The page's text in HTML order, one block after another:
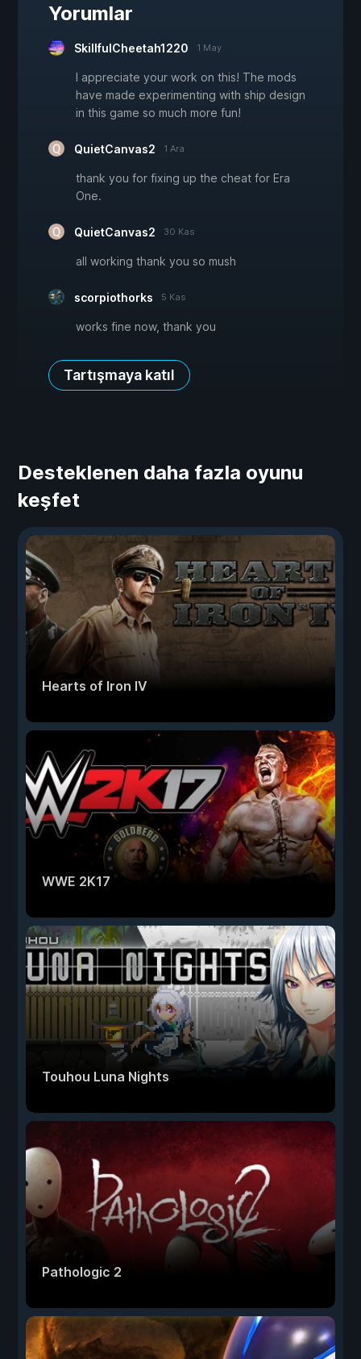
Yorumlar
SkillfulCheetah1220 1 May
I appreciate your work on this! The mods
have made experimenting with ship design
in this game so much more fun!
QuietCanvas2 1 Ara
thank you for fixing up the cheat for Era
One.
QuietCanvas2 30 Kas
all working thank you so mush
scorpiothorks 5 Kas
works fine now, thank you
Tartışmaya katıl
Desteklenen daha fazla oyunu
keşfet
Hearts of Iron IV
WWE 2K17
Touhou Luna Nights
Pathologic 2